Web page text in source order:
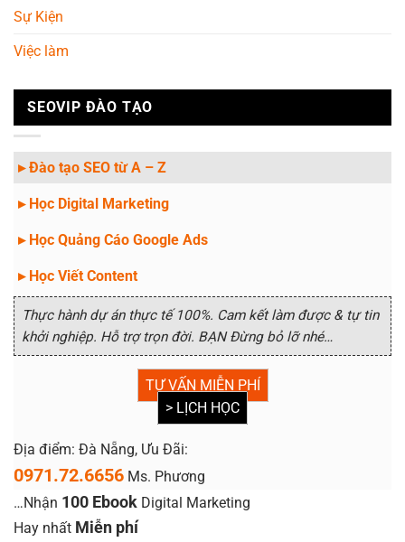
Sự Kiện
Việc làm
SEOVIP ĐÀO TẠO
▸ Đào tạo SEO từ A – Z
▸ Học Digital Marketing
▸ Học Quảng Cáo Google Ads
▸ Học Viết Content
Thực hành dự án thực tế 100%. Cam kết làm được & tự tin
khởi nghiệp. Hỗ trợ trọn đời. BẠN Đừng bỏ lỡ nhé…
TƯ VẤN MIỄN PHÍ
> LỊCH HỌC
Địa điểm: Đà Nẵng, Ưu Đãi:
0971.72.6656 Ms. Phương
…Nhận 100 Ebook Digital Marketing
Hay nhất Miễn phí